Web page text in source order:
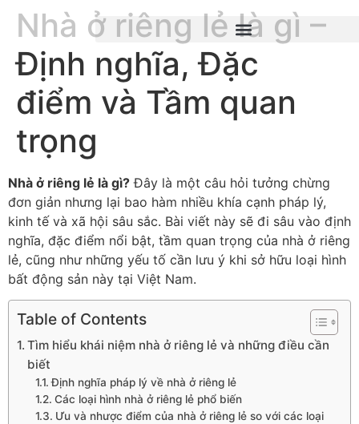
Nhà ở riêng lẻ là gì –
Định nghĩa, Đặc
điểm và Tầm quan
trọng
Nhà ở riêng lẻ là gì? Đây là một câu hỏi tưởng chừng
đơn giản nhưng lại bao hàm nhiều khía cạnh pháp lý,
kinh tế và xã hội sâu sắc. Bài viết này sẽ đi sâu vào định
nghĩa, đặc điểm nổi bật, tầm quan trọng của nhà ở riêng
lẻ, cũng như những yếu tố cần lưu ý khi sở hữu loại hình
bất động sản này tại Việt Nam.
Table of Contents
Tìm hiểu khái niệm nhà ở riêng lẻ và những điều cần
biết
Định nghĩa pháp lý về nhà ở riêng lẻ
Các loại hình nhà ở riêng lẻ phổ biến
Ưu và nhược điểm của nhà ở riêng lẻ so với các loại